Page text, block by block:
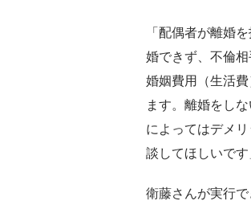
「配偶者が離婚
婚できず、不倫
婚姻費用（生活
ます。離婚をし
によってはデメ
談してほしいです
衛藤さんが実行で